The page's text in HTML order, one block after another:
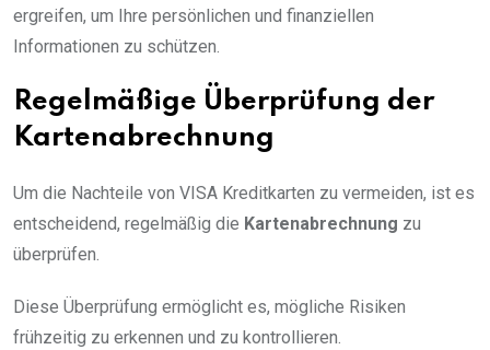
ergreifen, um Ihre persönlichen und finanziellen
Informationen zu schützen.
Regelmäßige Überprüfung der
Kartenabrechnung
Um die Nachteile von VISA Kreditkarten zu vermeiden, ist es
entscheidend, regelmäßig die Kartenabrechnung zu
überprüfen.
Diese Überprüfung ermöglicht es, mögliche Risiken
frühzeitig zu erkennen und zu kontrollieren.